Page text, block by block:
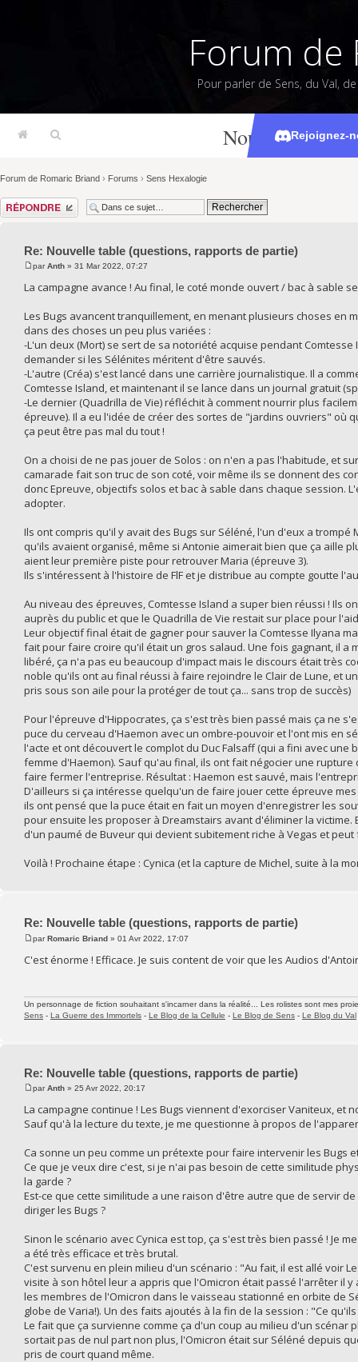
Forum de
Pour parler de Sens, du Val,
Rejoignez-
Nouvelle table
Forum de Romaric Briand › Forums › Sens Hexalogie
Répondre
Re: Nouvelle table (questions, rapports de partie)
parAnth » 31 Mar 2022, 07:27
La campagne avance ! Au final, le coté monde ouvert / bac à sable
Les Bugs avancent tranquillement, en menant plusieurs choses en
dans des choses un peu plus variées :
-L'un deux (Mort) se sert de sa notoriété acquise pendant
demander si les Sélénites méritent d'être sauvés.
-L'autre (Créa) s'est lancé dans une carrière journalistique. Il a
Comtesse Island, et maintenant il se lance dans un journal gratuit
-Le dernier (Quadrilla de Vie) réfléchit à comment nourrir plus
épreuve). Il a eu l'idée de créer des sortes de "jardins ouvriers" où
ça peut être pas mal du tout !
On a choisi de ne pas jouer de Solos : on n'en a pas l'habitude, et
camarade fait son truc de son coté, voir même ils se donnent des
donc Epreuve, objectifs solos et bac à sable dans chaque session.
adopter.
Ils ont compris qu'il y avait des Bugs sur Séléné, l'un d'eux a
qu'ils avaient organisé, même si Antonie aimerait bien que ça aille
aient leur première piste pour retrouver Maria (épreuve 3).
Ils s'intéressent à l'histoire de FlF et je distribue au compte goutte
Au niveau des épreuves, Comtesse Island a super bien réussi ! Ils
auprès du public et que le Quadrilla de Vie restait sur place pour
Leur objectif final était de gagner pour sauver la Comtesse Ilyana
fait pour faire croire qu'il était un gros salaud. Une fois gagnant, il
libéré, ça n'a pas eu beaucoup d'impact mais le discours était très
noble qu'ils ont au final réussi à faire rejoindre le Clair de Lune, et
pris sous son aile pour la protéger de tout ça... sans trop de succès)
Pour l'épreuve d'Hippocrates, ça s'est très bien passé mais ça ne
puce du cerveau d'Haemon avec un ombre-pouvoir et l'ont mis en
l'acte et ont découvert le complot du Duc Falsaff (qui a fini avec
femme d'Haemon). Sauf qu'au final, ils ont fait négocier une
faire fermer l'entreprise. Résultat : Haemon est sauvé, mais
D'ailleurs si ça intéresse quelqu'un de faire jouer cette épreuve
ils ont pensé que la puce était en fait un moyen d'enregistrer les
pour ensuite les proposer à Dreamstairs avant d'éliminer la
d'un paumé de Buveur qui devient subitement riche à Vegas et
Voilà ! Prochaine étape : Cynica (et la capture de Michel, suite à la
Re: Nouvelle table (questions, rapports de partie)
parRomaric Briand » 01 Avr 2022, 17:07
C'est énorme ! Efficace. Je suis content de voir que les Audios
Un personnage de fiction souhaitant s'incarner dans la réalité... Les rolistes sont mes
Sens - La Guerre des Immortels - Le Blog de la Cellule - Le Blog de Sens - Le Blog du Val
Re: Nouvelle table (questions, rapports de partie)
parAnth » 25 Avr 2022, 20:17
La campagne continue ! Les Bugs viennent d'exorciser Vaniteux, et
Sauf qu'à la lecture du texte, je me questionne à propos de
Ca sonne un peu comme un prétexte pour faire intervenir les Bugs
Ce que je veux dire c'est, si je n'ai pas besoin de cette similitude
la garde ?
Est-ce que cette similitude a une raison d'être autre que de servir
diriger les Bugs ?
Sinon le scénario avec Cynica est top, ça s'est très bien passé ! Je
a été très efficace et très brutal.
C'est survenu en plein milieu d'un scénario : "Au fait, il est allé voir
visite à son hôtel leur a appris que l'Omicron était passé l'arrêter il
les membres de l'Omicron dans le vaisseau stationné en orbite de
globe de Varia!). Un des faits ajoutés à la fin de la session : "Ce
Le fait que ça survienne comme ça d'un coup au milieu d'un
sortait pas de nul part non plus, l'Omicron était sur Séléné depuis
pris de court quand même.